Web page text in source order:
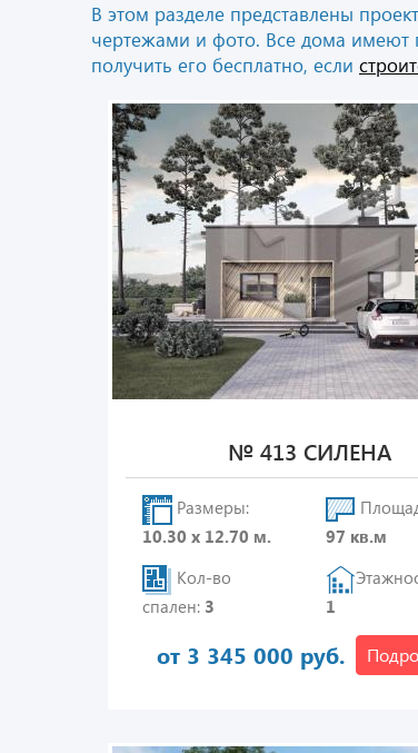
В этом разделе представлены
чертежами и фото. Все дома имеют
получить его бесплатно, если
№ 413 СИЛЕНА
Размеры:
10.30 х 12.70 м.
Кол-во
спален: 3
97 кв.м
1
от 3 345 000 руб.